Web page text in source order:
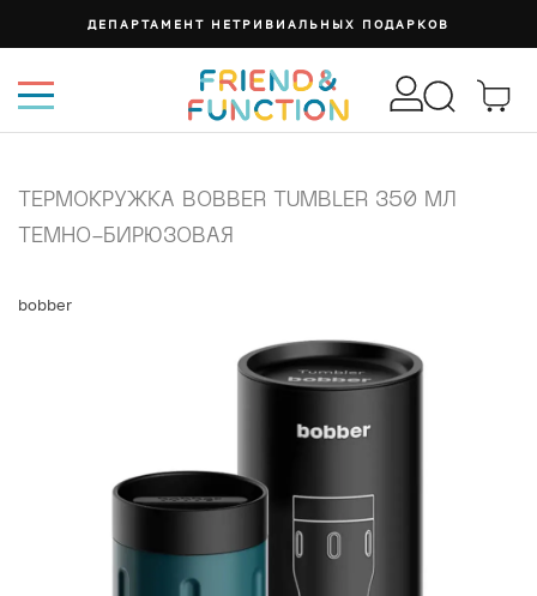
ДЕПАРТАМЕНТ НЕТРИВИАЛЬНЫХ ПОДАРКОВ
ТЕРМОКРУЖКА BOBBER TUMBLER 350 МЛ
ТЕМНО-БИРЮЗОВАЯ
bobber